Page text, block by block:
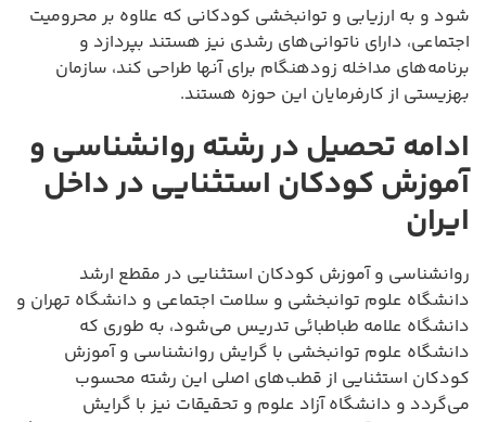
شود و به ارزیابی و توانبخشی کودکانی که علاوه بر محرومیت
اجتماعی، دارای ناتوانی‌های رشدی نیز هستند بپردازد و
برنامه‌های مداخله زودهنگام برای آنها طراحی کند، سازمان
بهزیستی از کارفرمایان این حوزه هستند.
ادامه تحصیل در رشته روانشناسی و
آموزش کودکان استثنایی در داخل
ایران
روانشناسی و آموزش کودکان استثنایی در مقطع ارشد
دانشگاه علوم توانبخشی و سلامت اجتماعی و دانشگاه تهران و
دانشگاه علامه طباطبائی تدریس می‌شود، به طوری که
دانشگاه علوم توانبخشی با گرایش روانشناسی و آموزش
کودکان استثنایی از قطب‌های اصلی این رشته محسوب
می‌گردد و دانشگاه آزاد علوم و تحقیقات نیز با گرایش